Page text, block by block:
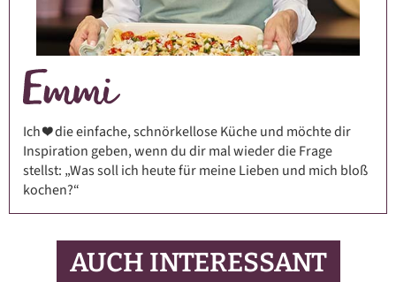
Ich ❤️ die einfache, schnörkellose Küche und möchte dir
Inspiration geben, wenn du dir mal wieder die Frage
stellst: „Was soll ich heute für meine Lieben und mich bloß
kochen?“
AUCH INTERESSANT